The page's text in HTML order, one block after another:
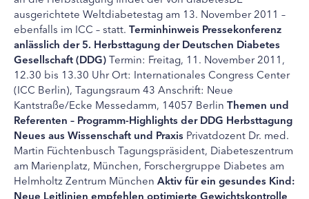
ausgerichtete Weltdiabetestag am 13. November 2011 –
ebenfalls im ICC – statt. Terminhinweis Pressekonferenz
anlässlich der 5. Herbsttagung der Deutschen Diabetes
Gesellschaft (DDG)Termin: Freitag, 11. November 2011,
12.30 bis 13.30 Uhr Ort: Internationales Congress Center
(ICC Berlin), Tagungsraum 43 Anschrift: Neue
Kantstraße/Ecke Messedamm, 14057 Berlin Themen und
Referenten – Programm-Highlights der DDG Herbsttagung
Neues aus Wissenschaft und Praxis Privatdozent Dr. med.
Martin Füchtenbusch Tagungspräsident, Diabeteszentrum
am Marienplatz, München, Forschergruppe Diabetes am
Helmholtz Zentrum München Aktiv für ein gesundes Kind:
Neue Leitlinien empfehlen optimierte Gewichtskontrolle